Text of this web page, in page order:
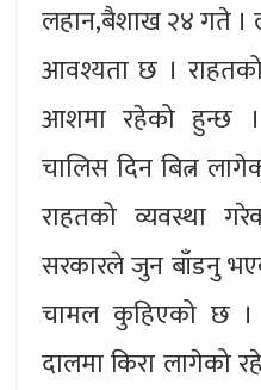
लहान,बैशाख २४ गते ।
आवश्यता छ ।
आशमा रहेको हुन्छ
चालिस दिन बित्न
राहतको व्यवस्था
सरकारले जुन बाँडनु
चामल कुहिएको
दालमा किरा लागेको